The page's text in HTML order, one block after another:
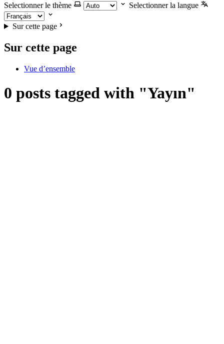
Selectionner le thème
Selectionner la langue
Sur cette page
Sur cette page
Vue d’ensemble
0 posts tagged with "Yayın"